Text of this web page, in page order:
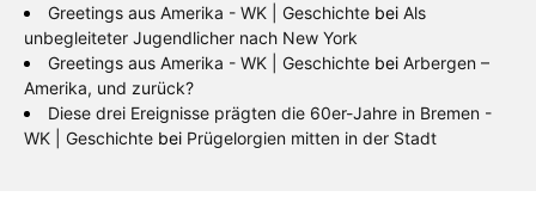
Greetings aus Amerika - WK | Geschichte bei Als
unbegleiteter Jugendlicher nach New York
Greetings aus Amerika - WK | Geschichte bei Arbergen –
Amerika, und zurück?
Diese drei Ereignisse prägten die 60er-Jahre in Bremen -
WK | Geschichte bei Prügelorgien mitten in der Stadt